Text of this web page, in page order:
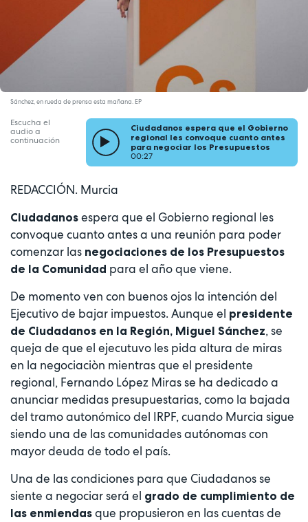
Sánchez, en rueda de prensa esta mañana. EP
Escucha el
audio a
continuación
Ciudadanos espera que el Gobierno
regional les convoque cuanto antes
para negociar los Presupuestos
00:27
REDACCIÓN. Murcia
Ciudadanos espera que el Gobierno regional les
convoque cuanto antes a una reunión para poder
comenzar las negociaciones de los Presupuestos
de la Comunidad para el año que viene.
De momento ven con buenos ojos la intención del
Ejecutivo de bajar impuestos. Aunque el presidente
de Ciudadanos en la Región, Miguel Sánchez, se
queja de que el ejecutuvo les pida altura de miras
en la negociaciòn mientras que el presidente
regional, Fernando López Miras se ha dedicado a
anunciar medidas presupuestarias, como la bajada
del tramo autonómico del IRPF, cuando Murcia sigue
siendo una de las comunidades autónomas con
mayor deuda de todo el país.
Una de las condiciones para que Ciudadanos se
siente a negociar será el grado de cumplimiento de
las enmiendas que propusieron en las cuentas de